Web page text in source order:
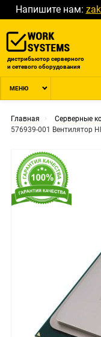
Напишите нам:
дистрибьютор серверного
и сетевого оборудования
МЕНЮ
Главная Серверные
576939-001 Вентилятор